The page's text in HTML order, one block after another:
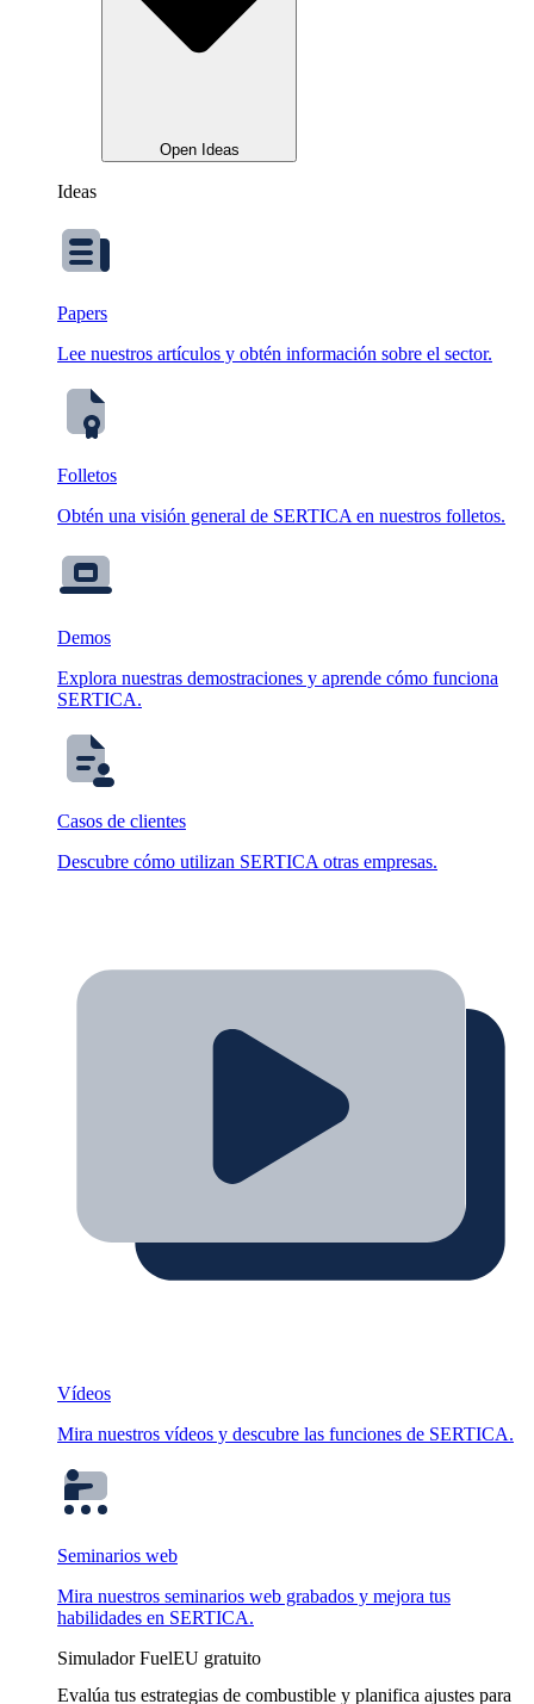
Open Ideas
Ideas
Papers
Lee nuestros artículos y obtén información sobre el sector.
Folletos
Obtén una visión general de SERTICA en nuestros folletos.
Demos
Explora nuestras demostraciones y aprende cómo funciona
SERTICA.
Casos de clientes
Descubre cómo utilizan SERTICA otras empresas.
Vídeos
Mira nuestros vídeos y descubre las funciones de SERTICA.
Seminarios web
Mira nuestros seminarios web grabados y mejora tus
habilidades en SERTICA.
Simulador FuelEU gratuito
Evalúa tus estrategias de combustible y planifica ajustes para